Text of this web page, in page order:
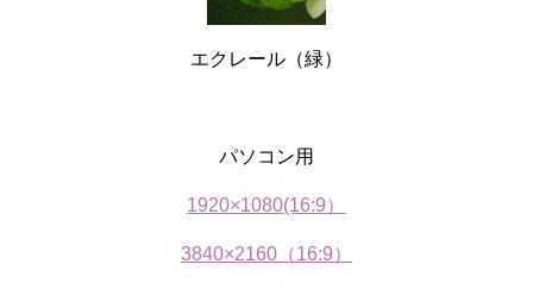
エクレール（緑）
パソコン用
1920×1080(16:9）
3840×2160（16:9）